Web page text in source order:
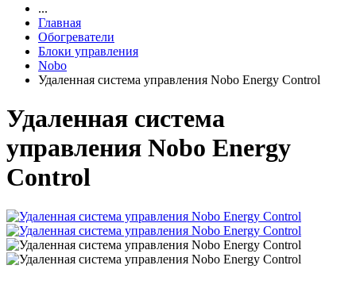
...
Главная
Обогреватели
Блоки управления
Nobo
Удаленная система управления Nobo Energy Control
Удаленная система
управления Nobo Energy
Control